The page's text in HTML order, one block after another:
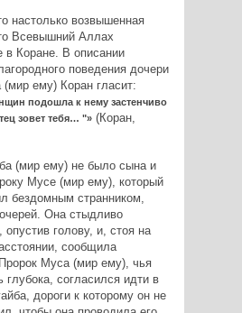
настолько возвышенная
Всевышний Аллах
в Коране. В описании
поведения дочери
ему) Коран гласит:
подошла к нему застенчиво
зовет тебя… "»(Коран,
(мир ему) не было сына и
Мусе (мир ему), который
бездомным странником,
Она стыдливо
голову, и, стоя на
сообщила
Муса (мир ему), чья
глубока, согласился идти в
дороги к которому он не